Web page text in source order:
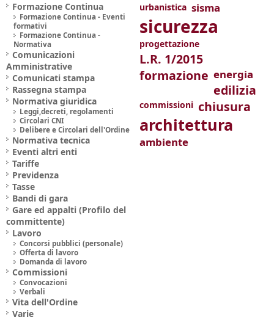
Formazione Continua
Formazione Continua - Eventi
formativi
Formazione Continua -
Normativa
Comunicazioni
Amministrative
Comunicati stampa
Rassegna stampa
Normativa giuridica
Leggi,decreti, regolamenti
Circolari CNI
Delibere e Circolari dell'Ordine
Normativa tecnica
Eventi altri enti
Tariffe
Previdenza
Tasse
Bandi di gara
Gare ed appalti (Profilo del
committente)
Lavoro
Concorsi pubblici (personale)
Offerta di lavoro
Domanda di lavoro
Commissioni
Convocazioni
Verbali
Vita dell'Ordine
Varie
urbanistica sisma
sicurezza
progettazione
L.R. 1/2015
formazione energia
edilizia
commissioni chiusura
architettura
ambiente